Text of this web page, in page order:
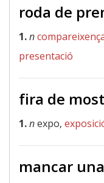
roda de
1.n
presentació
fira de
1.nexpo,
mancar